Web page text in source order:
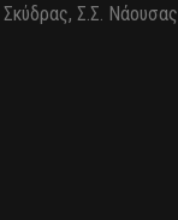
Σ.Σ. Νάουσας